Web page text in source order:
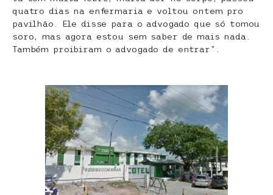
quatro dias na enfermaria e voltou ontem pro
pavilhão. Ele disse para o advogado que só tomou
soro, mas agora estou sem saber de mais nada.
Também proibiram o advogado de entrar”.